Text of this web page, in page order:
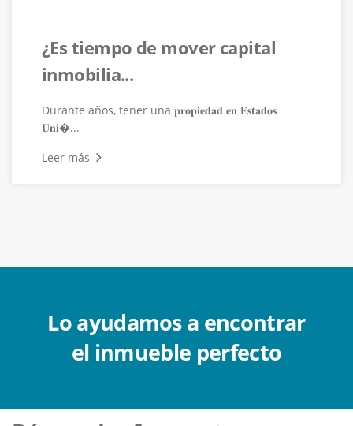
¿Es tiempo de mover capital
inmobilia...
Durante años, tener una 𝐩𝐫𝐨𝐩𝐢𝐞𝐝𝐚𝐝 𝐞𝐧 𝐄𝐬𝐭𝐚𝐝𝐨𝐬
𝐔𝐧𝐢�...
Leer más
Lo ayudamos a encontrar
el inmueble perfecto